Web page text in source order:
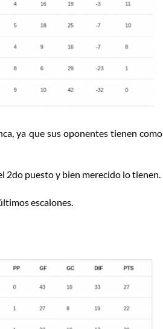
ya que sus oponentes tienen como
2do puesto y bien merecido lo tienen.
escalones.